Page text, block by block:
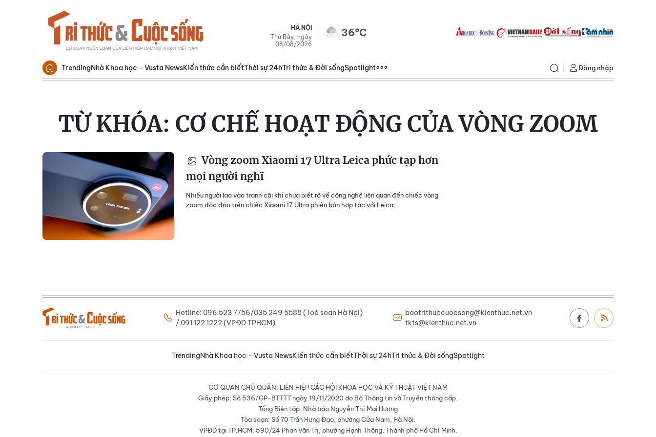
HÀ NỘI
Thứ Bảy, ngày
08/08/2026
36°C
TrendingNhà Khoa học - Vusta NewsKiến thức cần biếtThời sự 24hTri thức & Đời sốngSpotlight Đăng nhập
TỪ KHÓA: CƠ CHẾ HOẠT ĐỘNG CỦA VÒNG ZOOM
Vòng zoom Xiaomi 17 Ultra Leica phức tạp hơn
mọi người nghĩ
Nhiều người lao vào tranh cãi khi chưa biết rõ về công nghệ liên quan đến chiếc vòng
zoom độc đáo trên chiếc Xiaomi 17 Ultra phiên bản hợp tác với Leica.
Hotline: 096 523 7756/035 249 5588 (Toà soạn Hà Nội)
/ 091 122 1222 (VPĐD TPHCM)
baotrithuccuocsong@kienthuc.net.vn
tkts@kienthuc.net.vn
TrendingNhà Khoa học - Vusta NewsKiến thức cần biếtThời sự 24hTri thức & Đời sốngSpotlight
CƠ QUAN CHỦ QUẢN: LIÊN HIỆP CÁC HỘI KHOA HỌC VÀ KỸ THUẬT VIỆT NAM
Giấy phép: Số 536/GP-BTTTT ngày 19/11/2020 do Bộ Thông tin và Truyền thông cấp.
Tổng Biên tập: Nhà báo Nguyễn Thị Mai Hương
Tòa soạn: Số 70 Trần Hưng Đạo, phường Cửa Nam, Hà Nội.
VPĐD tại TP.HCM: 590/24 Phan Văn Trị, phường Hạnh Thông, Thành phố Hồ Chí Minh.